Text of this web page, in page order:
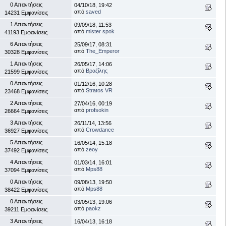
0 Απαντήσεις
14231 Εμφανίσεις
04/10/18, 19:42
από saved
1 Απαντήσεις
41193 Εμφανίσεις
09/09/18, 11:53
από mister spok
6 Απαντήσεις
30328 Εμφανίσεις
25/09/17, 08:31
από The_Emperor
1 Απαντήσεις
21599 Εμφανίσεις
26/05/17, 14:06
από Βραζίλης
0 Απαντήσεις
23468 Εμφανίσεις
01/12/16, 10:28
από Stratos VR
2 Απαντήσεις
26664 Εμφανίσεις
27/04/16, 00:19
από profsokin
3 Απαντήσεις
36927 Εμφανίσεις
26/11/14, 13:56
από Crowdance
5 Απαντήσεις
37492 Εμφανίσεις
16/05/14, 15:18
από zeoy
4 Απαντήσεις
37094 Εμφανίσεις
01/03/14, 16:01
από Mps88
0 Απαντήσεις
38422 Εμφανίσεις
09/08/13, 19:50
από Mps88
0 Απαντήσεις
39211 Εμφανίσεις
03/05/13, 19:06
από paokz
3 Απαντήσεις
16/04/13, 16:18